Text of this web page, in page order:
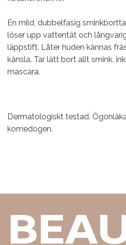
En mild, dubbelfasig
löser upp vattentät och
läppstift. Låter huden kännas
känsla. Tar lätt bort allt smink,
mascara.
Dermatologiskt testad.
komedogen.